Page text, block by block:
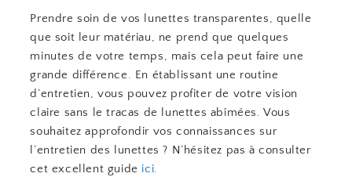
Prendre soin de vos lunettes transparentes, quelle
que soit leur matériau, ne prend que quelques
minutes de votre temps, mais cela peut faire une
grande différence. En établissant une routine
d’entretien, vous pouvez profiter de votre vision
claire sans le tracas de lunettes abîmées. Vous
souhaitez approfondir vos connaissances sur
l’entretien des lunettes ? N’hésitez pas à consulter
cet excellent guide ici.